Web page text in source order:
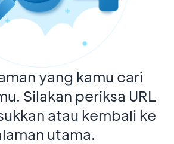
yang kamu cari
Silakan periksa URL
atau kembali ke
utama.